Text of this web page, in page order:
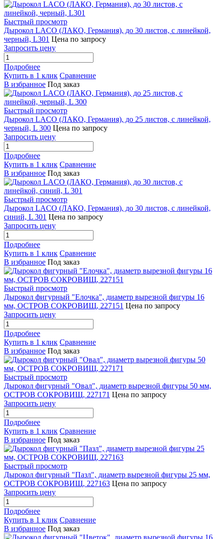
Быстрый просмотр
Дырокол LACO (ЛАКО, Германия), до 30 листов, с линейкой,
черный, L301 Цена по запросу
Запросить цену
Подробнее
Купить в 1 клик Сравнение
В избранное Под заказ
Быстрый просмотр
Дырокол LACO (ЛАКО, Германия), до 25 листов, с линейкой,
черный, L 300 Цена по запросу
Запросить цену
Подробнее
Купить в 1 клик Сравнение
В избранное Под заказ
Быстрый просмотр
Дырокол LACO (ЛАКО, Германия), до 30 листов, с линейкой,
синий, L 301 Цена по запросу
Запросить цену
Подробнее
Купить в 1 клик Сравнение
В избранное Под заказ
Быстрый просмотр
Дырокол фигурный "Елочка", диаметр вырезной фигуры 16
мм, ОСТРОВ СОКРОВИЩ, 227151 Цена по запросу
Запросить цену
Подробнее
Купить в 1 клик Сравнение
В избранное Под заказ
Быстрый просмотр
Дырокол фигурный "Овал", диаметр вырезной фигуры 50 мм,
ОСТРОВ СОКРОВИЩ, 227171 Цена по запросу
Запросить цену
Подробнее
Купить в 1 клик Сравнение
В избранное Под заказ
Быстрый просмотр
Дырокол фигурный "Пазл", диаметр вырезной фигуры 25 мм,
ОСТРОВ СОКРОВИЩ, 227163 Цена по запросу
Запросить цену
Подробнее
Купить в 1 клик Сравнение
В избранное Под заказ